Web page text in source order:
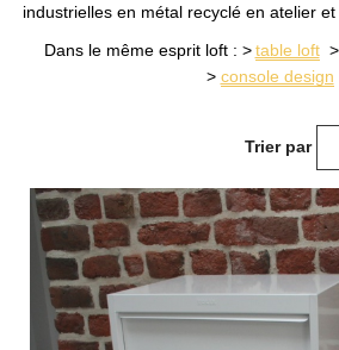
industrielles en métal recyclé en atelier
Dans le même esprit loft : > table loft>
> console design
Trier par